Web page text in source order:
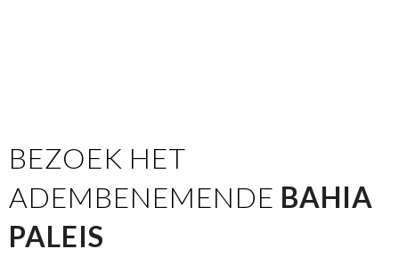
BEZOEK HET
ADEMBENEMENDE BAHIA
PALEIS